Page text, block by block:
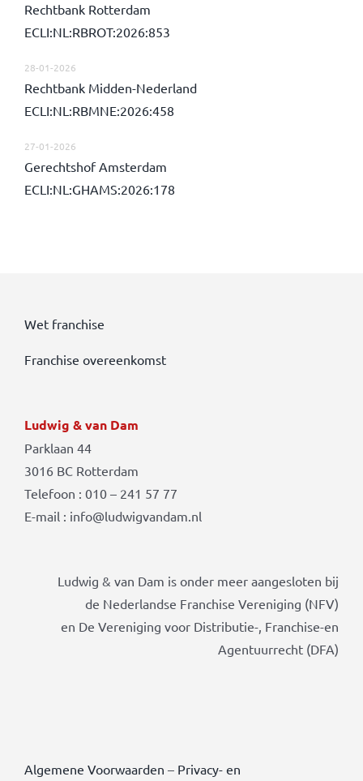
Rechtbank Rotterdam
ECLI:NL:RBROT:2026:853
28-01-2026
Rechtbank Midden-Nederland
ECLI:NL:RBMNE:2026:458
27-01-2026
Gerechtshof Amsterdam
ECLI:NL:GHAMS:2026:178
Wet franchise
Franchise overeenkomst
Ludwig & van Dam
Parklaan 44
3016 BC Rotterdam
Telefoon : 010 – 241 57 77
E-mail : info@ludwigvandam.nl
Ludwig & van Dam is onder meer aangesloten bij
de Nederlandse Franchise Vereniging (NFV)
en De Vereniging voor Distributie-, Franchise-en
Agentuurrecht (DFA)
Algemene Voorwaarden – Privacy- en